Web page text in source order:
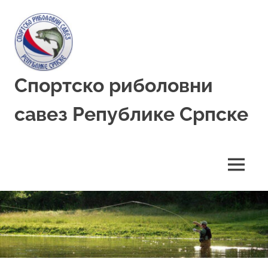
content
Спортско риболовни
савез Републике Српске
MENU